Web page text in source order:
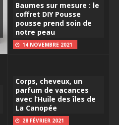
Baumes sur mesure : le
coffret DIY Pousse
pousse prend soin de
notre peau
14 NOVEMBRE 2021
Corps, cheveux, un
parfum de vacances
avec l’Huile des îles de
La Canopée
28 FÉVRIER 2021